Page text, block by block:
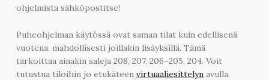
ohjelmista sähköpostitse!
Puheohjelman käytössä ovat saman tilat kuin edellisenä
vuotena, mahdollisesti joillakin lisäyksillä. Tämä
tarkoittaa ainakin saleja 208, 207, 206–205, 204. Voit
tutustua tiloihin jo etukäteen virtuaaliesittelyn avulla.